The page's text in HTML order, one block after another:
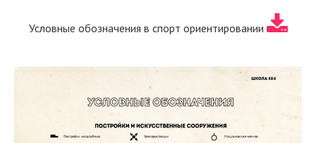
Условные обозначения в спорт ориентировании